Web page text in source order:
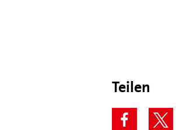
Teilen